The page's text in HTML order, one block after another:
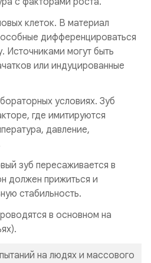
клеток. В материал
дифференцироваться
Источниками могут быть
или индуцированные
условиях. Зуб
где имитируются
давление,
зуб пересаживается в
должен прижиться и
стабильность.
в основном на
на людях и массового